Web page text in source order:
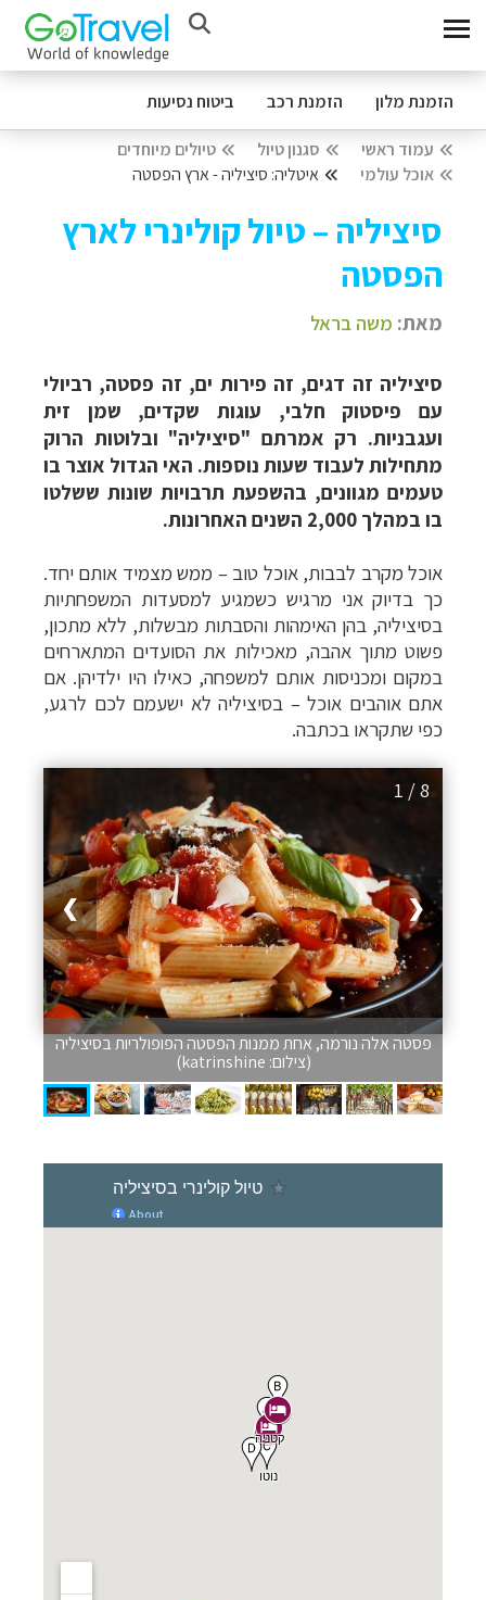
הזמנת מלון הזמנת רכב ביטוח נסיעות
עמוד ראשי סגנון טיול
טיולים מיוחדים
אוכל עולמי
איטליה: סיציליה - ארץ הפסטה
סיציליה – טיול קולינרי לארץ
הפסטה
מאת: משה בראל
סיציליה זה דגים, זה פירות ים, זה פסטה, רביולי
עם פיסטוק חלבי, עוגות שקדים, שמן זית
ועגבניות. רק אמרתם "סיציליה" ובלוטות הרוק
מתחילות לעבוד שעות נוספות. האי הגדול אוצר בו
טעמים מגוונים, בהשפעת תרבויות שונות ששלטו
בו במהלך 2,000 השנים האחרונות.
אוכל מקרב לבבות, אוכל טוב – ממש מצמיד אותם יחד.
כך בדיוק אני מרגיש כשמגיע למסעדות המשפחתיות
בסיציליה, בהן האימהות והסבתות מבשלות, ללא מתכון,
פשוט מתוך אהבה, מאכילות את הסועדים המתארחים
במקום ומכניסות אותם למשפחה, כאילו היו ילדיהן. אם
אתם אוהבים אוכל – בסיציליה לא ישעמם לכם לרגע,
כפי שתקראו בכתבה.
1 / 8
❯ ❮
פסטה אלה נורמה, אחת ממנות הפסטה הפופולריות בסיציליה
(צילום: katrinshine)